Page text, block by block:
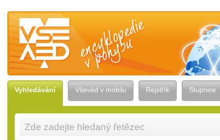
Vševěd — encyklopedie v pohybu
Vyhledávání Vševěd v mobilu Rejstřík Stupnice